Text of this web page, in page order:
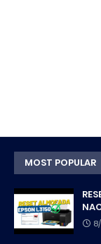
MOST POPULAR